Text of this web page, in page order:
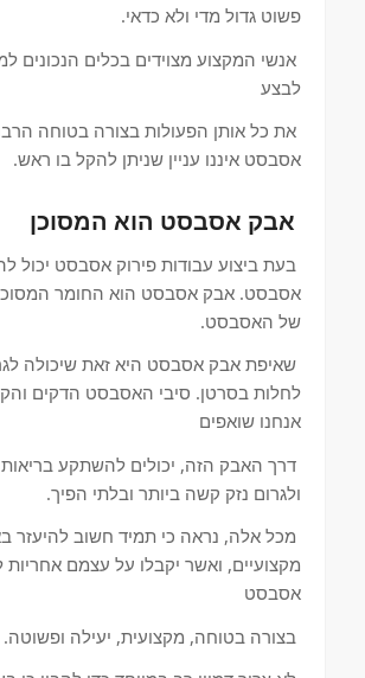
פשוט גדול מדי ולא כדאי.
אנשי המקצוע מצוידים בכלים הנכונים
לבצע
את כל אותן הפעולות בצורה בטוחה
אסבסט איננו עניין שניתן להקל בו ראש.
אבק אסבסט הוא המסוכן
בעת ביצוע עבודות פירוק אסבסט יכול
אסבסט. אבק אסבסט הוא החומר
של האסבסט.
שאיפת אבק אסבסט היא זאת שיכולה
לחלות בסרטן. סיבי האסבסט הדקים
אנחנו שואפים
דרך האבק הזה, יכולים להשתקע
ולגרום נזק קשה ביותר ובלתי הפיך.
מכל אלה, נראה כי תמיד חשוב להיעזר
מקצועיים, ואשר יקבלו על עצמם אחריות
אסבסט
בצורה בטוחה, מקצועית, יעילה ופשוטה.